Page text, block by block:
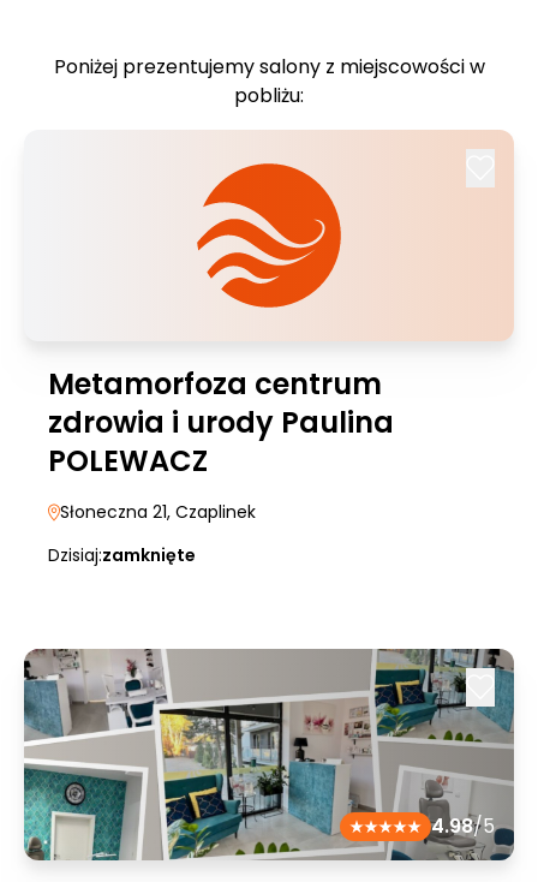
Poniżej prezentujemy salony z miejscowości w
pobliżu:
Metamorfoza centrum
zdrowia i urody Paulina
POLEWACZ
Słoneczna 21, Czaplinek
Dzisiaj:zamknięte
4.98/5